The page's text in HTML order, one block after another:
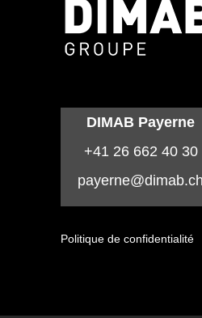
DIMAB Payerne
+41 26 662 40 30
payerne@dimab.ch
Politique de confidentialité